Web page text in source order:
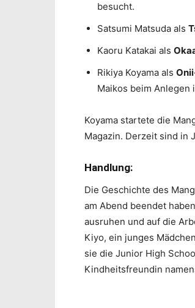
besucht.
Satsumi Matsuda als
Kaoru Katakai als
Rikiya Koyama als
Maikos beim
Koyama startete die
Magazin. Derzeit sind in
Handlung:
Die Geschichte des
am Abend beendet
ausruhen und auf die
Kiyo, ein junges
sie die Junior High
Kindheitsfreundin